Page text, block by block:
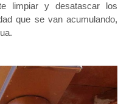
limpiar y desatascar los
que se van acumulando,